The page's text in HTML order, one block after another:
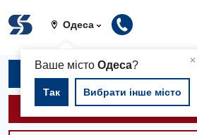
Одеса
×
Ваше містоОдеса?
Так Вибрати інше місто
Записатися на
Викликати